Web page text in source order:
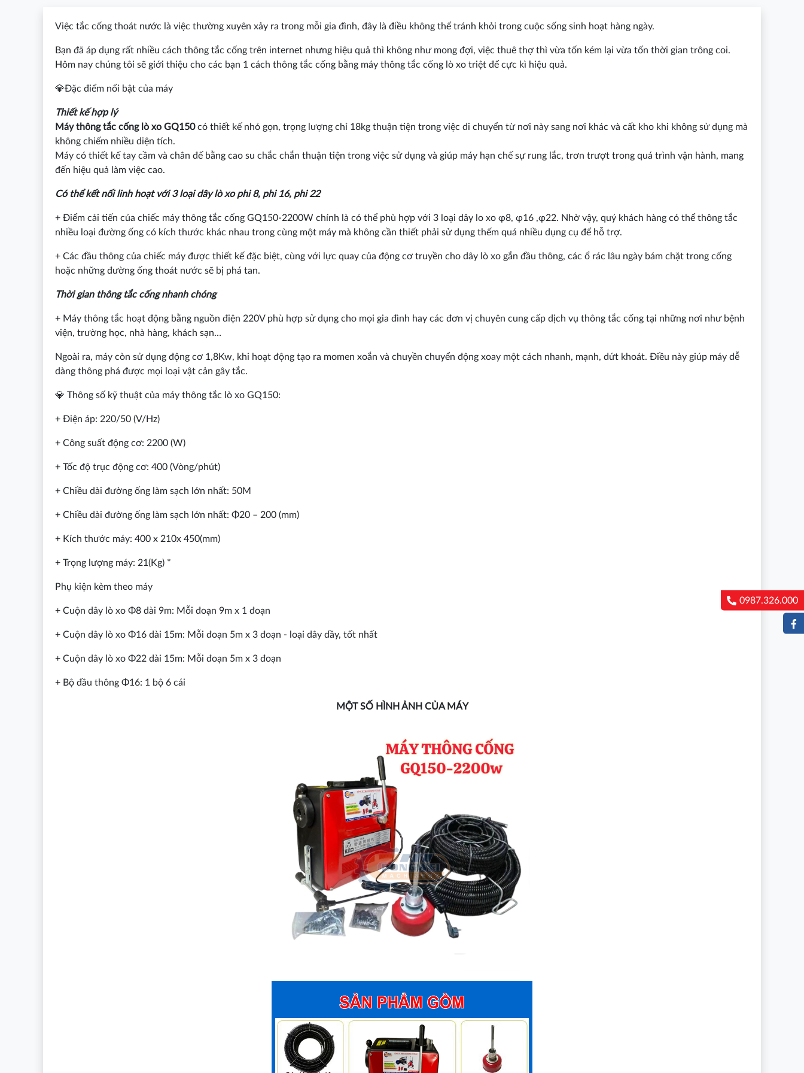
Việc tắc cống thoát nước là việc thường xuyên xảy ra trong mỗi gia đình, đây là điều không thể tránh khỏi trong cuộc sống sinh hoạt hàng ngày.
Bạn đã áp dụng rất nhiều cách thông tắc cống trên internet nhưng hiệu quả thì không như mong đợi, việc thuê thợ thì vừa tốn kém lại vừa tốn thời gian trông coi.
Hôm nay chúng tôi sẽ giới thiệu cho các bạn 1 cách thông tắc cống bằng máy thông tắc cống lò xo triệt để cực kì hiệu quả.
💎Đặc điểm nổi bật của máy
Thiết kế hợp lý
Máy thông tắc cống lò xo GQ150có thiết kế nhỏ gọn, trọng lượng chỉ 18kg thuận tiện trong việc di chuyển từ nơi này sang nơi khác và cất kho khi không sử dụng mà
không chiếm nhiều diện tích.
Máy có thiết kế tay cầm và chân đế bằng cao su chắc chắn thuận tiện trong việc sử dụng và giúp máy hạn chế sự rung lắc, trơn trượt trong quá trình vận hành, mang
đến hiệu quả làm việc cao.
Có thể kết nối linh hoạt với 3 loại dây lò xo phi 8, phi 16, phi 22
+ Điểm cải tiến của chiếc máy thông tắc cống GQ150-2200W chính là có thể phù hợp với 3 loại dây lo xo φ8, φ16 ,φ22. Nhờ vậy, quý khách hàng có thể thông tắc
nhiều loại đường ống có kích thước khác nhau trong cùng một máy mà không cần thiết phải sử dụng thếm quá nhiều dụng cụ để hỗ trợ.
+ Các đầu thông của chiếc máy được thiết kế đặc biệt, cùng với lực quay của động cơ truyền cho dây lò xo gắn đầu thông, các ổ rác lâu ngày bám chặt trong cống
hoặc những đường ống thoát nước sẽ bị phá tan.
Thời gian thông tắc cống nhanh chóng
+ Máy thông tắc hoạt động bằng nguồn điện 220V phù hợp sử dụng cho mọi gia đình hay các đơn vị chuyên cung cấp dịch vụ thông tắc cống tại những nơi như bệnh
viện, trường học, nhà hàng, khách sạn…
Ngoài ra, máy còn sử dụng động cơ 1,8Kw, khi hoạt động tạo ra momen xoắn và chuyền chuyển động xoay một cách nhanh, mạnh, dứt khoát. Điều này giúp máy dễ
dàng thông phá được mọi loại vật cản gây tắc.
💎 Thông số kỹ thuật của máy thông tắc lò xo GQ150:
+ Điện áp: 220/50 (V/Hz)
+ Công suất động cơ: 2200 (W)
+ Tốc độ trục động cơ: 400 (Vòng/phút)
+ Chiều dài đường ống làm sạch lớn nhất: 50M
+ Chiều dài đường ống làm sạch lớn nhất: Φ20 – 200 (mm)
+ Kích thước máy: 400 x 210x 450(mm)
+ Trọng lượng máy: 21(Kg) *
Phụ kiện kèm theo máy
+ Cuộn dây lò xo Φ8 dài 9m: Mỗi đoạn 9m x 1 đoạn
+ Cuộn dây lò xo Φ16 dài 15m: Mỗi đoạn 5m x 3 đoạn - loại dây dầy, tốt nhất
+ Cuộn dây lò xo Φ22 dài 15m: Mỗi đoạn 5m x 3 đoạn
+ Bộ đầu thông Φ16: 1 bộ 6 cái
MỘT SỐ HÌNH ẢNH CỦA MÁY
0987.326.000